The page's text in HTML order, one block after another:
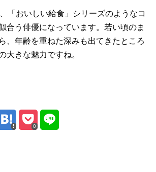
「おいしい給食」シリーズのようなコ
合う俳優になっています。若い頃のま
、年齢を重ねた深みも出てきたところ
大きな魅力ですね。
0